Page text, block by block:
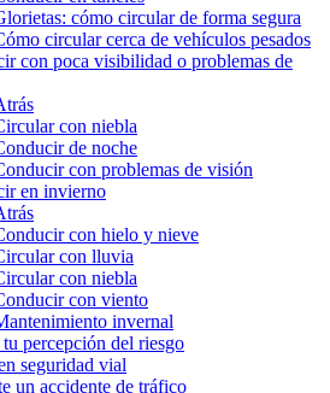
cómo circular de forma segura
circular cerca de vehículos pesados
con poca visibilidad o problemas de
con niebla
de noche
con problemas de visión
en invierno
con hielo y nieve
con lluvia
con niebla
con viento
invernal
percepción del riesgo
seguridad vial
un accidente de tráfico